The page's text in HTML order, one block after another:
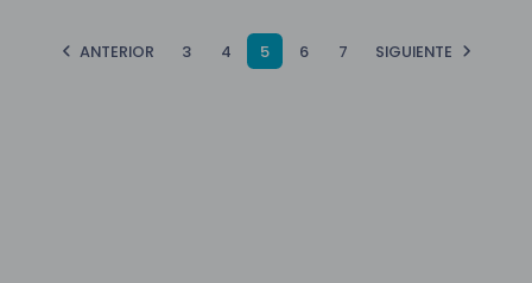
ANTERIOR 3 4 5 6 7 SIGUIENTE